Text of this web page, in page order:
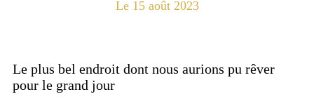
Le 15 août 2023
Le plus bel endroit dont nous aurions pu rêver
pour le grand jour